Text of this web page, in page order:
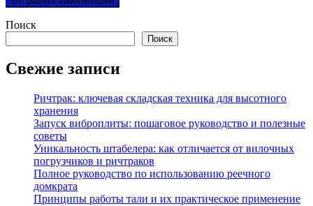
Поиск
Поиск
Свежие записи
Ричтрак: ключевая складская техника для высотного
хранения
Запуск виброплиты: пошаговое руководство и полезные
советы
Уникальность штабелера: как отличается от вилочных
погрузчиков и ричтраков
Полное руководство по использованию реечного
домкрата
Принципы работы тали и их практическое применение